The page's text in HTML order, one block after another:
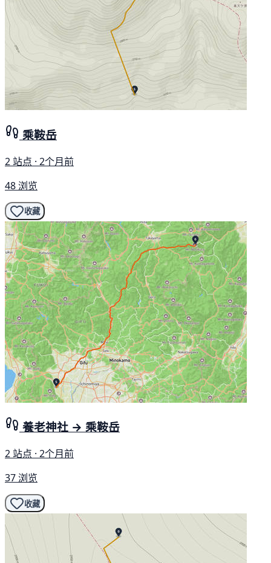
乘鞍岳
2 站点 · 2个月前
48 浏览
收藏
養老神社 → 乘鞍岳
2 站点 · 2个月前
37 浏览
收藏